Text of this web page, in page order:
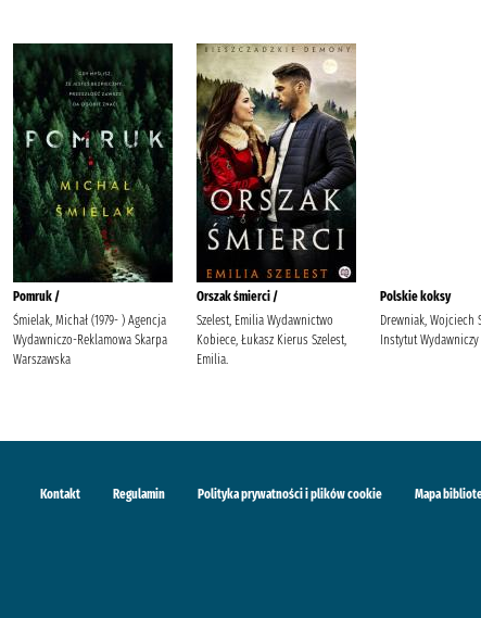
Pomruk /
Śmielak, Michał (1979- ) Agencja
Wydawniczo-Reklamowa Skarpa
Warszawska
Orszak śmierci /
Szelest, Emilia Wydawnictwo
Kobiece, Łukasz Kierus Szelest,
Emilia.
Polskie koksy
Drewniak, Wojciech
Instytut Wydawniczy
Kontakt Regulamin Polityka prywatności i plików cookie Mapa